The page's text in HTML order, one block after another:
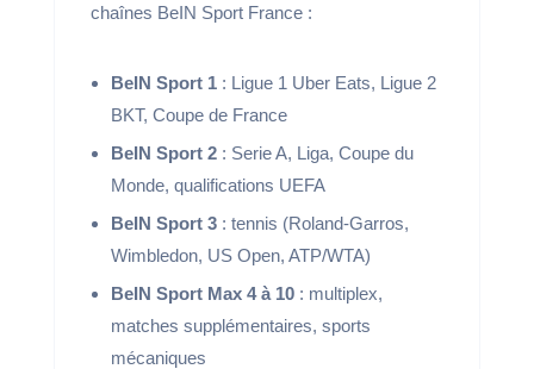
chaînes BeIN Sport France :
BeIN Sport 1: Ligue 1 Uber Eats, Ligue 2
BKT, Coupe de France
BeIN Sport 2: Serie A, Liga, Coupe du
Monde, qualifications UEFA
BeIN Sport 3: tennis (Roland-Garros,
Wimbledon, US Open, ATP/WTA)
BeIN Sport Max 4 à 10: multiplex,
matches supplémentaires, sports
mécaniques